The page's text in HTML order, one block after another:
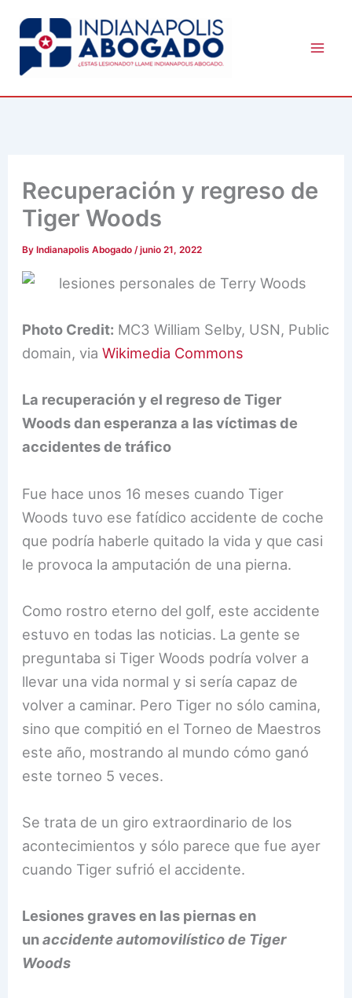
content
Recuperación y regreso de
Tiger Woods
ByIndianapolis Abogado /junio 21, 2022
Photo Credit: MC3 William Selby, USN, Public
domain, viaWikimedia Commons
La recuperación y el regreso de Tiger
Woods dan esperanza a las víctimas de
accidentes de tráfico
Fue hace unos 16 meses cuando Tiger
Woods tuvo ese fatídico accidente de coche
que podría haberle quitado la vida y que casi
le provoca la amputación de una pierna.
Como rostro eterno del golf, este accidente
estuvo en todas las noticias. La gente se
preguntaba si Tiger Woods podría volver a
llevar una vida normal y si sería capaz de
volver a caminar. Pero Tiger no sólo camina,
sino que compitió en el Torneo de Maestros
este año, mostrando al mundo cómo ganó
este torneo 5 veces.
Se trata de un giro extraordinario de los
acontecimientos y sólo parece que fue ayer
cuando Tiger sufrió el accidente.
Lesiones graves en las piernas en
unaccidente automovilístico de Tiger
Woods